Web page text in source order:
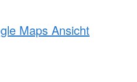
Maps Ansicht